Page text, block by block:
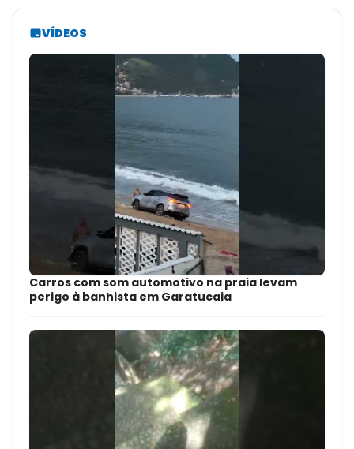
VÍDEOS
Carros com som automotivo na praia levam
perigo à banhista em Garatucaia